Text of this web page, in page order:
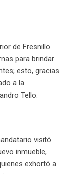
de Fresnillo
para brindar
esto, gracias
a la
Tello.
visitó
inmueble,
exhortó a